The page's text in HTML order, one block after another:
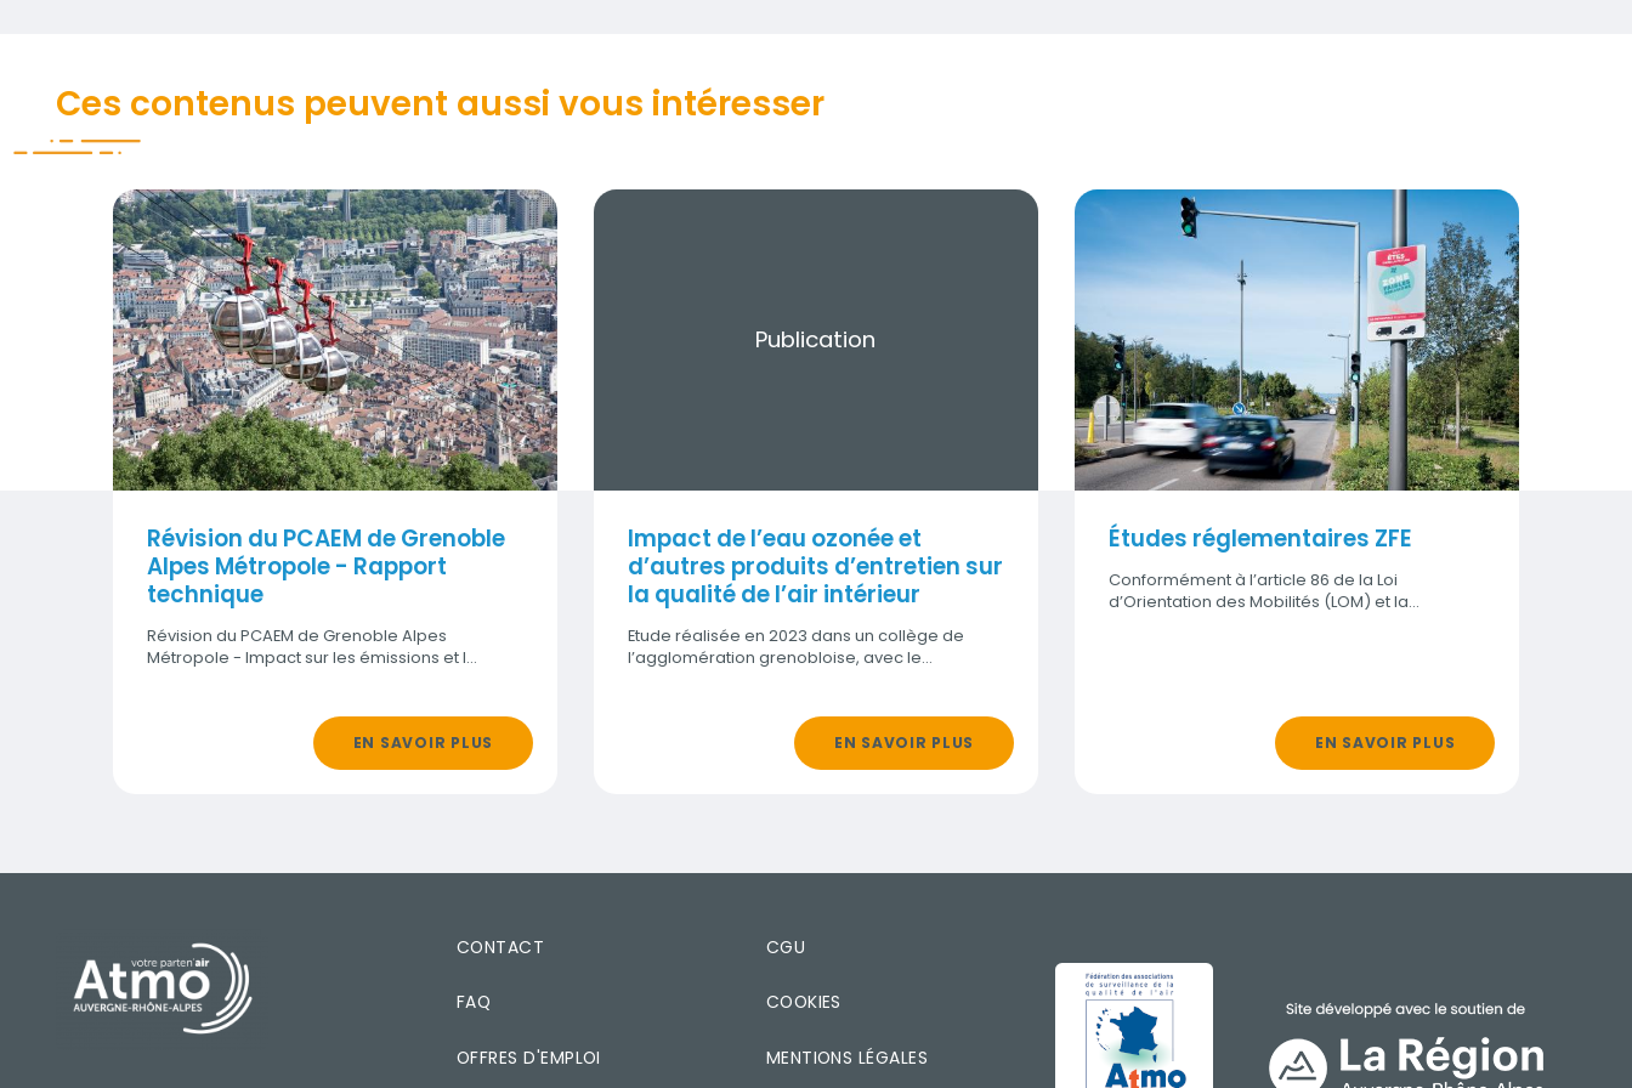
Ces contenus peuvent aussi vous intéresser
Visuel
Révision du PCAEM de Grenoble
Alpes Métropole - Rapport
technique
Révision du PCAEM de Grenoble Alpes
Métropole - Impact sur les émissions et l…
EN SAVOIR PLUS
Publication
Impact de l’eau ozonée et
d’autres produits d’entretien sur
la qualité de l’air intérieur
Etude réalisée en 2023 dans un collège de
l’agglomération grenobloise, avec le…
EN SAVOIR PLUS
Visuel
Études réglementaires ZFE
Conformément à l’article 86 de la Loi
d’Orientation des Mobilités (LOM) et la…
EN SAVOIR PLUS
PIED DE PAGE CONTACT
FAQ
OFFRES D'EMPLOI
CGU
COOKIES
MENTIONS LÉGALES
IMAGE